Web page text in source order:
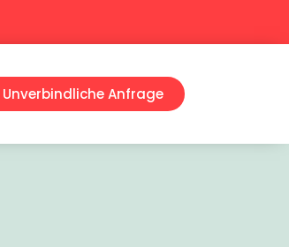
Unverbindliche Anfrage